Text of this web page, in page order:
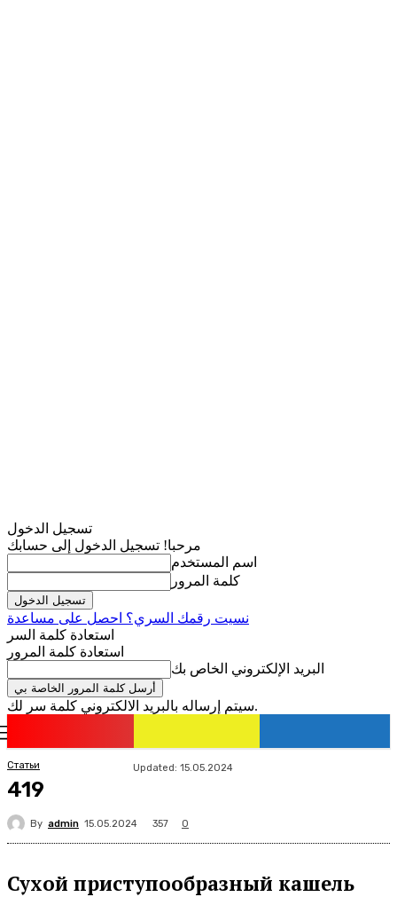
تسجيل الدخول
مرحبا! تسجيل الدخول إلى حسابك
اسم المستخدم
كلمة المرور
نسيت رقمك السري؟ احصل على مساعدة
استعادة كلمة السر
استعادة كلمة المرور
البريد الإلكتروني الخاص بك
سيتم إرساله بالبريد الالكتروني كلمة سر لك.
Статьи Updated: 15.05.2024
419
By admin 15.05.2024 357 0
Сухой приступообразный кашель